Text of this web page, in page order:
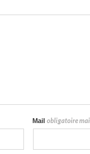
Mailobligatoire